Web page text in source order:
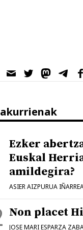
Ezker
Euskal
amildegira?
ASIER AIZPURUA
Non placet
JOSE MARI ESPARZA